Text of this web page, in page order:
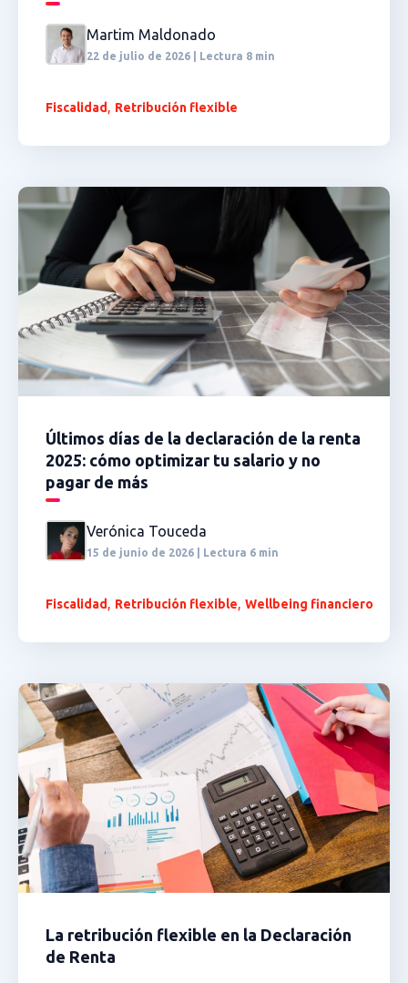
Martim Maldonado
22 de julio de 2026 | Lectura 8 min
Fiscalidad , Retribución flexible
Últimos días de la declaración de la renta
2025: cómo optimizar tu salario y no
pagar de más
Verónica Touceda
15 de junio de 2026 | Lectura 6 min
Fiscalidad , Retribución flexible, Wellbeing financiero
La retribución flexible en la Declaración
de Renta